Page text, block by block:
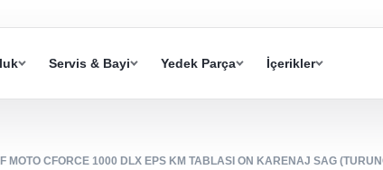
Servis & Bayi Yedek Parça İçerikler
MOTO CFORCE 1000 DLX EPS KM TABLASI ON KARENAJ SAG